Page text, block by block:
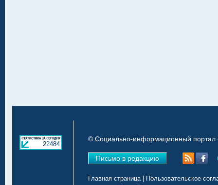
22484
© Социально-информационный портал
Письмо в редакцию
Главная страница| Пользовательское